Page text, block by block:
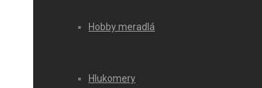
Hobby meradlá
Hlukomery